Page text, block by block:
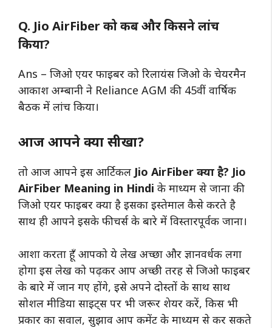
Q. Jio AirFiber को कब और किसने लांच
किया?
Ans – जिओ एयर फाइबर को रिलायंस जिओ के चेयरमैन
आकाश अम्बानी ने Reliance AGM की 45वीं वार्षिक
बैठक में लांच किया।
आज आपने क्या सीखा?
तो आज आपने इस आर्टिकल Jio AirFiber क्या है? Jio
AirFiber Meaning in Hindi के माध्यम से जाना की
जिओ एयर फाइबर क्या है इसका इस्तेमाल कैसे करते है
साथ ही आपने इसके फीचर्स के बारे में विस्तारपूर्वक जाना।
आशा करता हूँ आपको ये लेख अच्छा और ज्ञानवर्धक लगा
होगा इस लेख को पढ़कर आप अच्छी तरह से जिओ फाइबर
के बारे में जान गए होंगे, इसे अपने दोस्तों के साथ साथ
सोशल मीडिया साइट्स पर भी जरूर शेयर करें, किस भी
प्रकार का सवाल, सुझाव आप कमेंट के माध्यम से कर सकते